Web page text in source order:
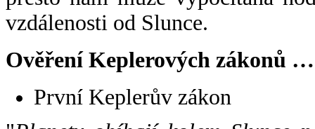
vzdálenosti od Slunce.
Ověření Keplerových zákonů …
První Keplerův zákon